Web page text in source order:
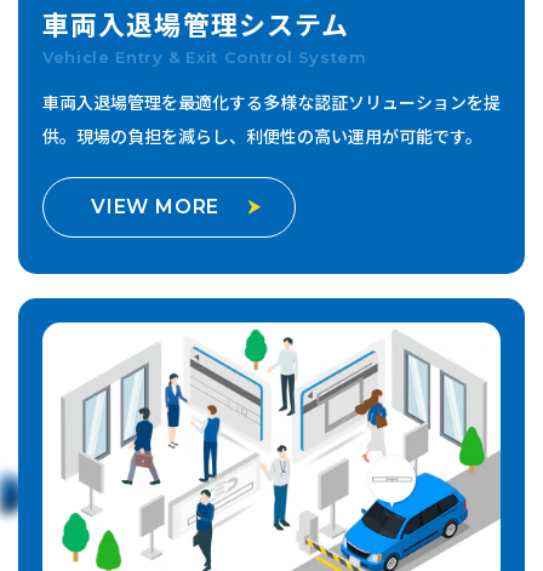
車両入退場管理システム
Vehicle Entry & Exit Control System
車両入退場管理を最適化する多様な認証ソリューションを提
供。 現場の負担を減らし、利便性の高い運用が可能です。
VIEW MORE